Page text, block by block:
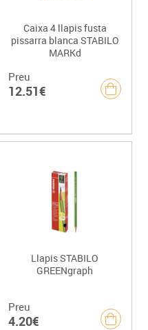
Caixa 4 llapis fusta
pissarra blanca STABILO
MARKd
Preu
12.51€
Llapis STABILO
GREENgraph
Preu
4.20€